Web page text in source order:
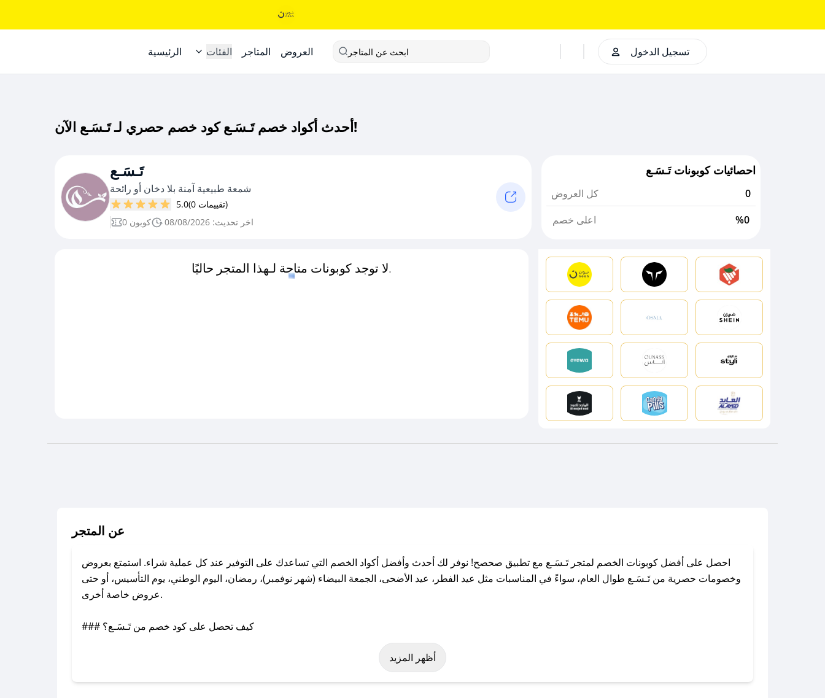
الرئيسية الفئات المتاجر العروض ابحث عن المتاجر تسجيل الدخول
أحدث أكواد خصم تَـسَـع كود خصم حصري لـ تَـسَـع الآن!
تَـسَـع
شمعة طبيعية آمنة بلا دخان أو رائحة
5.0
(0 تقييمات)
0 كوبون
اخر تحديث: 08/08/2026
احصائيات كوبونات تَـسَـع
كل العروض
0
اعلى خصم
%0
لا توجد كوبونات متاحة لـهذا المتجر حاليًا.
عن المتجر
احصل على أفضل كوبونات الخصم لمتجر تَـسَـع مع تطبيق صحصح! نوفر لك أحدث وأفضل أكواد الخصم التي تساعدك على التوفير عند كل عملية شراء. استمتع بعروض
وخصومات حصرية من تَـسَـع طوال العام، سواءً في المناسبات مثل عيد الفطر، عيد الأضحى، الجمعة البيضاء (شهر نوفمبر)، رمضان، اليوم الوطني، يوم التأسيس، أو حتى
عروض خاصة أخرى.
### كيف تحصل على كود خصم من تَـسَـع؟
باستخدام تطبيق صحصح، يمكنك العثور بسهولة على كود خصم تَـسَـع. وفي حال عدم توفر الكوبون، تواصل معنا عبر تويتر أو البريد الإلكتروني لإضافته بسرعة.
أظهر المزيد